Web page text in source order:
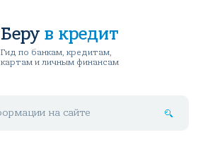
Беру в кредит
Гид по банкам, кредитам,
картам и личным финансам